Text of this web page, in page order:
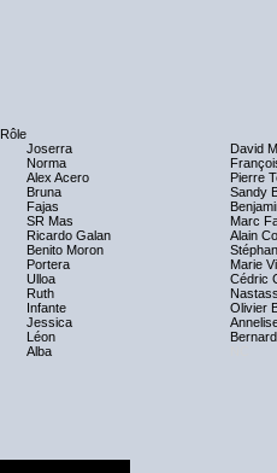
Rôle
Joserra
David
Norma
Alex Acero
Pierre
Bruna
Sandy
Fajas
SR Mas
Marc
Ricardo Galan
Alain
Benito Moron
Portera
Marie
Ulloa
Cédric
Ruth
Infante
Olivier
Jessica
Léon
Alba